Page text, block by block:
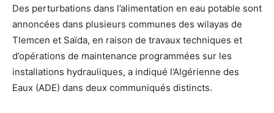
Des perturbations dans l’alimentation en eau potable sont
annoncées dans plusieurs communes des wilayas de
Tlemcen et Saïda, en raison de travaux techniques et
d’opérations de maintenance programmées sur les
installations hydrauliques, a indiqué l’Algérienne des
Eaux (ADE) dans deux communiqués distincts.